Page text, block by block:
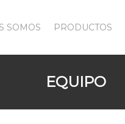
SOMOS PRODUCTOS
EQUIPO